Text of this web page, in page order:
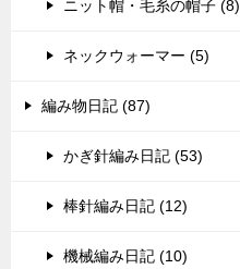
ニット帽・毛糸の帽子 (8)
ネックウォーマー (5)
編み物日記 (87)
かぎ針編み日記 (53)
棒針編み日記 (12)
機械編み日記 (10)